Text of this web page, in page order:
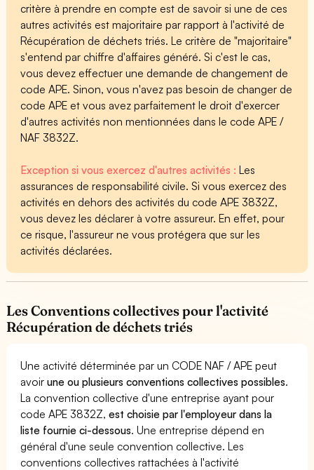
critère à prendre en compte est de savoir si une de ces
autres activités est majoritaire par rapport à l'activité de
Récupération de déchets triés. Le critère de "majoritaire"
s'entend par chiffre d'affaires généré. Si c'est le cas,
vous devez effectuer une demande de changement de
code APE. Sinon, vous n'avez pas besoin de changer de
code APE et vous avez parfaitement le droit d'exercer
d'autres activités non mentionnées dans le code APE /
NAF 3832Z.
Exception si vous exercez d'autres activités :Les
assurances de responsabilité civile. Si vous exercez des
activités en dehors des activités du code APE 3832Z,
vous devez les déclarer à votre assureur. En effet, pour
ce risque, l'assureur ne vous protégera que sur les
activités déclarées.
Les Conventions collectives pour l'activité
Récupération de déchets triés
Une activité déterminée par un CODE NAF / APE peut
avoirune ou plusieurs conventions collectives possibles.
La convention collective d'une entreprise ayant pour
code APE 3832Z,est choisie par l'employeur dans la
liste fournie ci-dessous. Une entreprise dépend en
général d'une seule convention collective. Les
conventions collectives rattachées à l'activité